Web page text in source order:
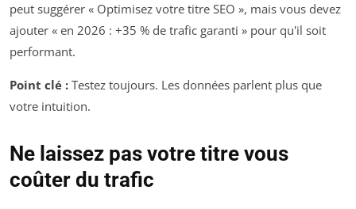
peut suggérer « Optimisez votre titre SEO », mais vous devez
ajouter « en 2026 : +35 % de trafic garanti » pour qu'il soit
performant.
Point clé : Testez toujours. Les données parlent plus que
votre intuition.
Ne laissez pas votre titre vous
coûter du trafic